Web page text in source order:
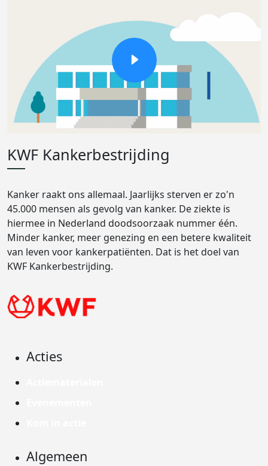
KWF Kankerbestrijding
Kanker raakt ons allemaal. Jaarlijks sterven er zo'n
45.000 mensen als gevolg van kanker. De ziekte is
hiermee in Nederland doodsoorzaak nummer één.
Minder kanker, meer genezing en een betere kwaliteit
van leven voor kankerpatiënten. Dat is het doel van
KWF Kankerbestrijding.
Acties
Algemeen